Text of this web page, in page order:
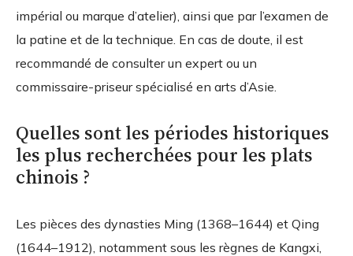
impérial ou marque d’atelier), ainsi que par l’examen de
la patine et de la technique. En cas de doute, il est
recommandé de consulter un expert ou un
commissaire-priseur spécialisé en arts d’Asie.
Quelles sont les périodes historiques
les plus recherchées pour les plats
chinois ?
Les pièces des dynasties Ming (1368–1644) et Qing
(1644–1912), notamment sous les règnes de Kangxi,